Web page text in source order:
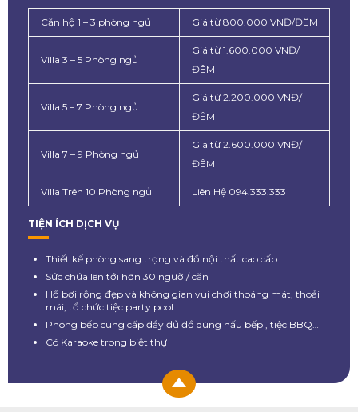
Căn hộ 1 – 3 phòng ngủ Giá từ 800.000 VNĐ/ĐÊM
Villa 3 – 5 Phòng ngủ
Giá từ 1.600.000 VNĐ/
ĐÊM
Villa 5 – 7 Phòng ngủ
Giá từ 2.200.000 VNĐ/
ĐÊM
Villa 7 – 9 Phòng ngủ
Giá từ 2.600.000 VNĐ/
ĐÊM
Villa Trên 10 Phòng ngủ Liên Hệ 094.333.333
TIỆN ÍCH DỊCH VỤ
Thiết kế phòng sang trọng và đồ nội thất cao cấp
Sức chứa lên tới hơn 30 người/ căn
Hồ bơi rộng đẹp và không gian vui chơi thoáng mát, thoải
mái, tổ chức tiệc party pool
Phòng bếp cung cấp đầy đủ đồ dùng nấu bếp , tiệc BBQ…
Có Karaoke trong biệt thự